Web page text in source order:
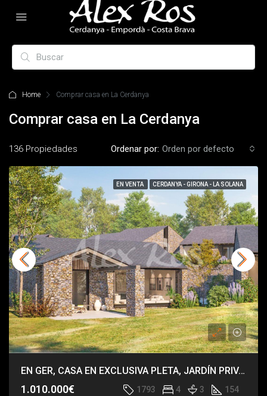
Home Comprar casa en La Cerdanya
Comprar casa en La Cerdanya
136 Propiedades Ordenar por: Orden por defecto
EN VENTA CERDANYA - GIRONA - LA SOLANA
EN GER, CASA EN EXCLUSIVA PLETA, JARDÍN PRIVADO, VISTAS DE IMPACTO.
1.010.000€ 1793 4 3 154